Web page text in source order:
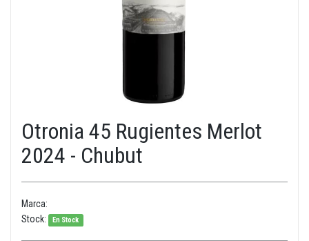
Otronia 45 Rugientes Merlot
2024 - Chubut
Marca:
Stock:
En Stock